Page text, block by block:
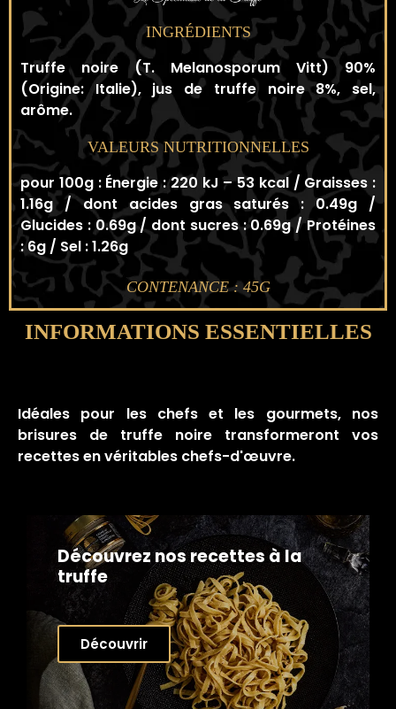
INGRÉDIENTS
Truffe noire (T. Melanosporum Vitt) 90%
(Origine: Italie), jus de truffe noire 8%, sel,
arôme.
VALEURS NUTRITIONNELLES
pour 100g : Énergie : 220 kJ – 53 kcal / Graisses :
1.16g / dont acides gras saturés : 0.49g /
Glucides : 0.69g / dont sucres : 0.69g / Protéines
: 6g / Sel : 1.26g
CONTENANCE : 45G
INFORMATIONS ESSENTIELLES
Idéales pour les chefs et les gourmets, nos
brisures de truffe noire transformeront vos
recettes en véritables chefs-d'œuvre.
Découvrez nos recettes à la
truffe
Découvrir